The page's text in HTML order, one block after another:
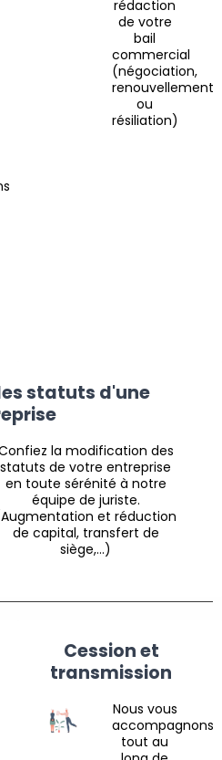
rédaction
de votre
bail
commercial
(négociation,
renouvellement
ou
résiliation)
statuts d'une
la modification des
statuts de votre entreprise
en toute sérénité à notre
équipe de juriste.
et réduction
de capital, transfert de
siège,…)
Cession et
transmission
Nous vous
accompagnons
tout au